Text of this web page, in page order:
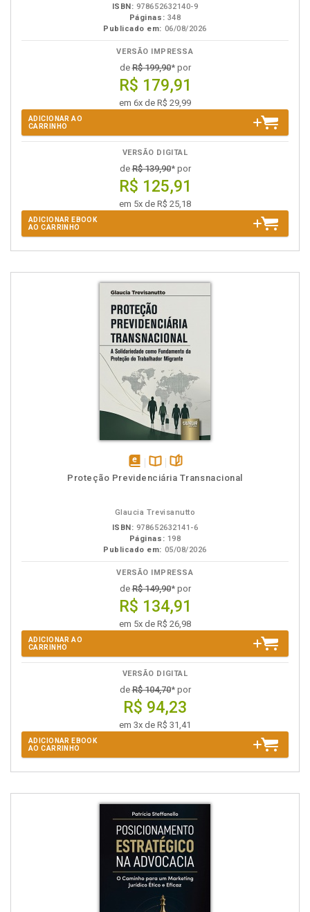
ISBN: 978652632140-9
Páginas: 348
Publicado em: 06/08/2026
VERSÃO IMPRESSA
deR$ 199,90* por
R$ 179,91
em 6x de R$ 29,99
ADICIONAR AO
CARRINHO
VERSÃO DIGITAL
deR$ 139,90* por
R$ 125,91
em 5x de R$ 25,18
ADICIONAR EBOOK
AO CARRINHO
disponívelDisponível
páginas
Proteção Previdenciária Transnacional
Glaucia Trevisanutto
ISBN: 978652632141-6
Páginas: 198
Publicado em: 05/08/2026
VERSÃO IMPRESSA
deR$ 149,90* por
R$ 134,91
em 5x de R$ 26,98
ADICIONAR AO
CARRINHO
VERSÃO DIGITAL
deR$ 104,70* por
R$ 94,23
em 3x de R$ 31,41
ADICIONAR EBOOK
AO CARRINHO